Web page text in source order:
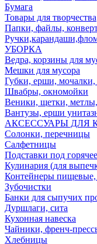
Бумага
Товары для творчества
Папки, файлы,
УБОРКА
Ведра, корзины для
Мешки для мусора
Губки, ерши, мочалки,
Швабры, окномойки
Веники, щетки, метлы,
Вантузы, ерши
АКСЕССУАРЫ ДЛЯ
Солонки, перечницы
Салфетницы
Подставки под горячее
Кулинария (для
Контейнеры
Зубочистки
Банки для сыпучих
Дуршлаги, сита
Кухонная навеска
Чайники, френч-
Хлебницы